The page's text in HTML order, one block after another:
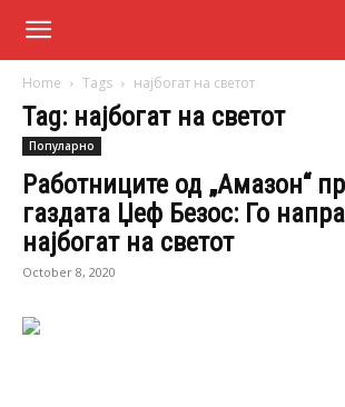
Home Tags најбогат на светот
Tag: најбогат на светот
Популарно
Работниците од „Амазон“
газдата Џеф Безос: Го
најбогат на светот
October 8, 2020